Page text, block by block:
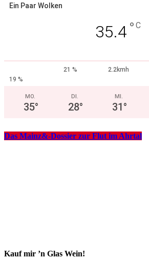
Ein Paar Wolken
35.4 ° C
21 %
2.2kmh
19 %
MO.
35°
DI.
28°
MI.
31°
Das Mainz&-Dossier zur Flut im Ahrtal
Kauf mir ’n Glas Wein!